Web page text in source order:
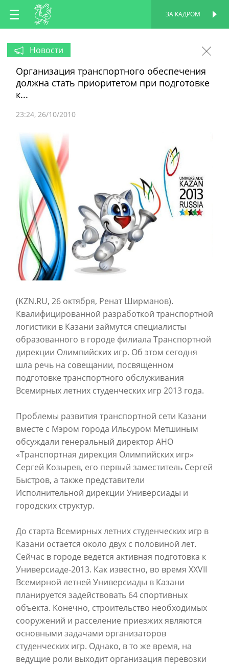
RU
EN
ЗА КАДРОМ
Новости
Организация транспортного обеспечения
должна стать приоритетом при подготовке
к...
23:24 26/10/2010
(KZN.RU, 26 октября, Ренат Ширманов).
Квалифицированной разработкой транспортной
логистики в Казани займутся специалисты
образованного в городе филиала Транспортной
дирекции Олимпийских игр. Об этом сегодня
шла речь на совещании, посвященном
подготовке транспортного обслуживания
Всемирных летних студенческих игр 2013 года.
Проблемы развития транспортной сети Казани
вместе с Мэром города Ильсуром Метшиным
обсуждали генеральный директор АНО
«Транспортная дирекция Олимпийских игр»
Сергей Козырев, его первый заместитель Сергей
Быстров, а также представители
Исполнительной дирекции Универсиады и
городских структур.
До старта Всемирных летних студенческих игр в
Казани остается около двух с половиной лет.
Сейчас в городе ведется активная подготовка к
Универсиаде-2013. Как известно, во время XXVII
Всемирной летней Универсиады в Казани
планируется задействовать 64 спортивных
объекта. Конечно, строительство необходимых
сооружений и расселение приезжих являются
основными задачами организаторов
студенческих игр. Однако, в то же время, на
ведущие роли выходит организация перевозки
ПЕРСОНАЛЬНАЯ